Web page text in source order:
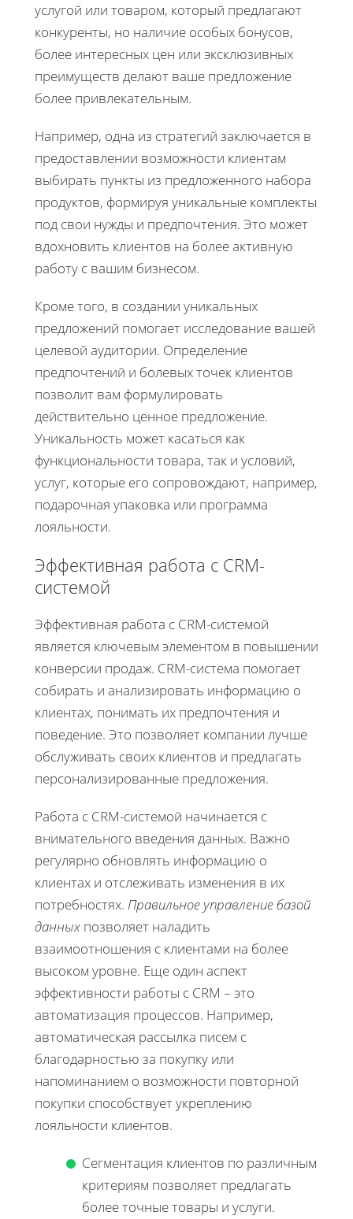
услугой или товаром, который предлагают
конкуренты, но наличие особых бонусов,
более интересных цен или эксклюзивных
преимуществ делают ваше предложение
более привлекательным.
Например, одна из стратегий заключается в
предоставлении возможности клиентам
выбирать пункты из предложенного набора
продуктов, формируя уникальные комплекты
под свои нужды и предпочтения. Это может
вдохновить клиентов на более активную
работу с вашим бизнесом.
Кроме того, в создании уникальных
предложений помогает исследование вашей
целевой аудитории. Определение
предпочтений и болевых точек клиентов
позволит вам формулировать
действительно ценное предложение.
Уникальность может касаться как
функциональности товара, так и условий,
услуг, которые его сопровождают, например,
подарочная упаковка или программа
лояльности.
Эффективная работа с CRM-
системой
Эффективная работа с CRM-системой
является ключевым элементом в повышении
конверсии продаж. CRM-система помогает
собирать и анализировать информацию о
клиентах, понимать их предпочтения и
поведение. Это позволяет компании лучше
обслуживать своих клиентов и предлагать
персонализированные предложения.
Работа с CRM-системой начинается с
внимательного введения данных. Важно
регулярно обновлять информацию о
клиентах и отслеживать изменения в их
потребностях. Правильное управление базой
данных позволяет наладить
взаимоотношения с клиентами на более
высоком уровне. Еще один аспект
эффективности работы с CRM – это
автоматизация процессов. Например,
автоматическая рассылка писем с
благодарностью за покупку или
напоминанием о возможности повторной
покупки способствует укреплению
лояльности клиентов.
Сегментация клиентов по различным
критериям позволяет предлагать
более точные товары и услуги.